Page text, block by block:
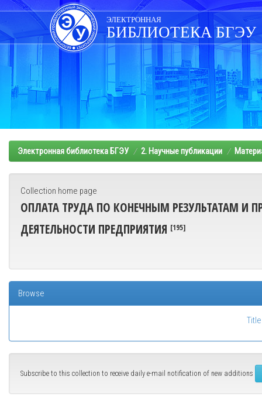
Skip
navigation
ЭЛЕКТРОННАЯ
БИБЛИОТЕКА БГЭУ
Электронная библиотека БГЭУ 2. Научные публикации
Collection home page
ОПЛАТА ТРУДА ПО КОНЕЧНЫМ РЕЗУЛЬТАТАМ И
ДЕЯТЕЛЬНОСТИ ПРЕДПРИЯТИЯ [195]
Browse
Title
Subscribe to this collection to receive daily e-mail notification of new additions